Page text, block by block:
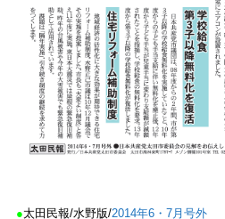
●太田民報/水野版/2014年6・7月号外